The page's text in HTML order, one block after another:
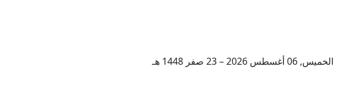
الخميس, 06 أغسطس 2026 – 23 صفر 1448 هـ